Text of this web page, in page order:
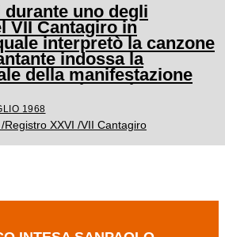
uno degli
VII Cantagiro in
interpretò la canzone
indossa la
della manifestazione
Cantagiro Bulova".
1968
XXVI /VII Cantagiro